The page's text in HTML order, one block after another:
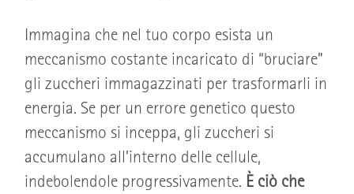
Immagina che nel tuo corpo esista un
meccanismo costante incaricato di “bruciare”
gli zuccheri immagazzinati per trasformarli in
energia. Se per un errore genetico questo
meccanismo si inceppa, gli zuccheri si
accumulano all’interno delle cellule,
indebolendole progressivamente. È ciò che